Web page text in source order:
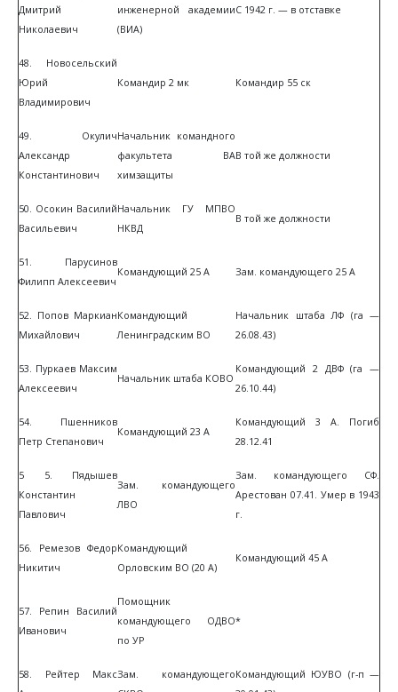
Дмитрий
Николаевич
инженерной академии
(ВИА)
С 1942 г. — в отставке
48. Новосельский
Юрий
Владимирович
Командир 2 мк Командир 55 ск
49. Окулич
Александр
Константинович
Начальник командного
факультета ВА
химзащиты
В той же должности
50. Осокин Василий
Васильевич
Начальник ГУ МПВО
НКВД
В той же должности
51. Парусинов
Филипп Алексеевич
Командующий 25 А Зам. командующего 25 А
52. Попов Маркиан
Михайлович
Командующий
Ленинградским ВО
Начальник штаба ЛФ (га —
26.08.43)
53. Пуркаев Максим
Алексеевич
Начальник штаба КОВО
Командующий 2 ДВФ (га —
26.10.44)
54. Пшенников
Петр Степанович
Командующий 23 А
Командующий 3 А. Погиб
28.12.41
5 5. Пядышев
Константин
Павлович
Зам. командующего
ЛВО
Зам. командующего СФ.
Арестован 07.41. Умер в 1943
г.
56. Ремезов Федор
Никитич
Командующий
Орловским ВО (20 А)
Командующий 45 А
57. Репин Василий
Иванович
Помощник
командующего ОДВО
по УР
*
58. Рейтер МаксЗам. командующегоКомандующий ЮУВО (г-п —